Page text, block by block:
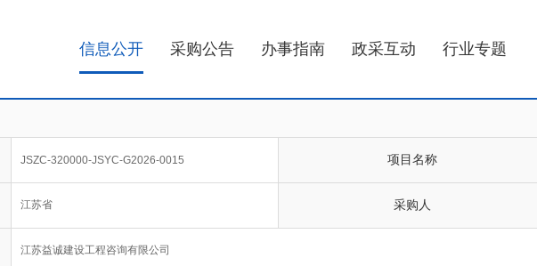
信息公开 采购公告 办事指南 政采互动 行业专题
JSZC-320000-JSYC-G2026-0015 项目名称
江苏省 采购人
江苏益诚建设工程咨询有限公司